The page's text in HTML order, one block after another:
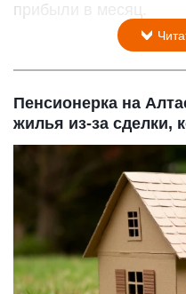
прибыли в месяц.
Пенсионерка на
жилья из-за сделки,